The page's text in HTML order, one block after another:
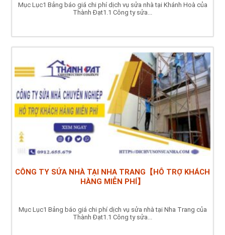
Mục Lục1 Bảng báo giá chi phí dịch vụ sửa nhà tại Khánh Hoà của
Thành Đạt1.1 Công ty sửa...
CÔNG TY SỬA NHÀ TẠI NHA TRANG【HỖ TRỢ KHÁCH
HÀNG MIỄN PHÍ】
Mục Lục1 Bảng báo giá chi phí dịch vụ sửa nhà tại Nha Trang của
Thành Đạt1.1 Công ty sửa...